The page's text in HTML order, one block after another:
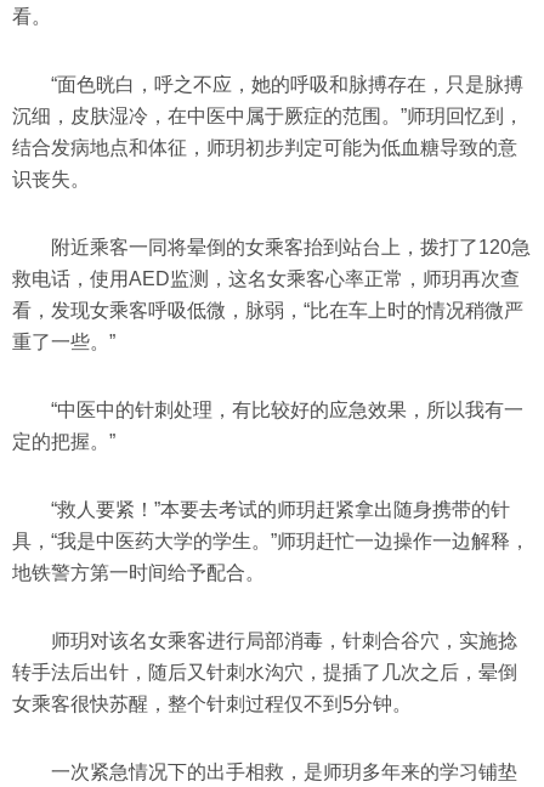
看。
“面色晄白，呼之不应，她的呼吸和脉搏存在，只是脉搏
沉细，皮肤湿冷，在中医中属于厥症的范围。”师玥回忆到，
结合发病地点和体征，师玥初步判定可能为低血糖导致的意
识丧失。
附近乘客一同将晕倒的女乘客抬到站台上，拨打了120急
救电话，使用AED监测，这名女乘客心率正常，师玥再次查
看，发现女乘客呼吸低微，脉弱，“比在车上时的情况稍微严
重了一些。”
“中医中的针刺处理，有比较好的应急效果，所以我有一
定的把握。”
“救人要紧！”本要去考试的师玥赶紧拿出随身携带的针
具，“我是中医药大学的学生。”师玥赶忙一边操作一边解释，
地铁警方第一时间给予配合。
师玥对该名女乘客进行局部消毒，针刺合谷穴，实施捻
转手法后出针，随后又针刺水沟穴，提插了几次之后，晕倒
女乘客很快苏醒，整个针刺过程仅不到5分钟。
一次紧急情况下的出手相救，是师玥多年来的学习铺垫